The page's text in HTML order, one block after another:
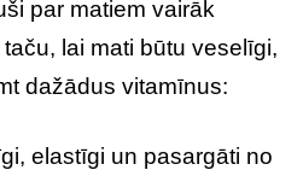
par matiem vairāk
lai mati būtu veselīgi,
dažādus vitamīnus:
elastīgi un pasargāti no